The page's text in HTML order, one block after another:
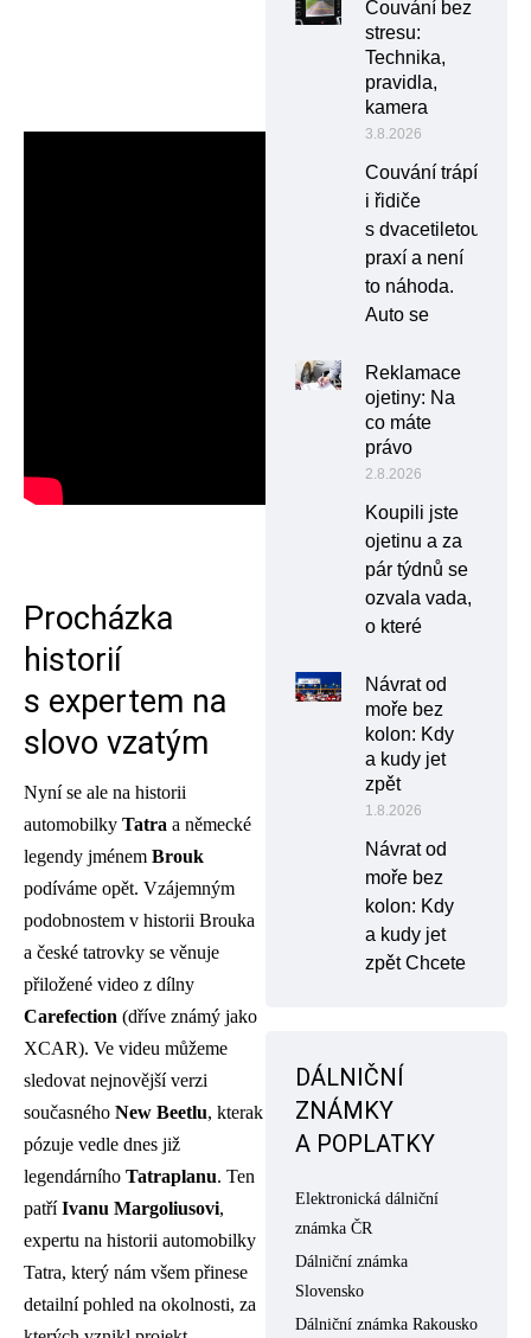
Procházka
historií
s expertem na
slovo vzatým
Nyní se ale na historii
automobilky Tatra a německé
legendy jménem Brouk
podíváme opět. Vzájemným
podobnostem v historii Brouka
a české tatrovky se věnuje
přiložené video z dílny
Carefection (dříve známý jako
XCAR). Ve videu můžeme
sledovat nejnovější verzi
současného New Beetlu, kterak
pózuje vedle dnes již
legendárního Tatraplanu. Ten
patříIvanu Margoliusovi,
expertu na historii automobilky
Tatra, který nám všem přinese
detailní pohled na okolnosti, za
Couvání bez
stresu:
Technika,
pravidla,
kamera
3.8.2026
Couvání trápí
i řidiče
s dvacetiletou
praxí a není
to náhoda.
Auto se
Reklamace
ojetiny: Na
co máte
právo
2.8.2026
Koupili jste
ojetinu a za
pár týdnů se
ozvala vada,
o které
Návrat od
moře bez
kolon: Kdy
a kudy jet
zpět
1.8.2026
Návrat od
moře bez
kolon: Kdy
a kudy jet
zpět Chcete
DÁLNIČNÍ
ZNÁMKY
A POPLATKY
Elektronická dálniční
známka ČR
Dálniční známka
Slovensko
Dálniční známka Rakousko